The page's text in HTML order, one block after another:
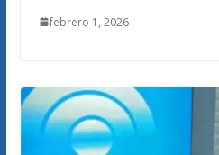
febrero 1, 2026